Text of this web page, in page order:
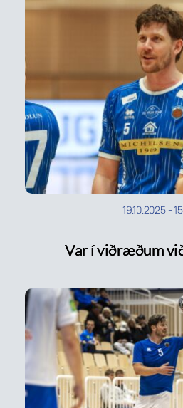
19.10.2025-
Var í viðræðum